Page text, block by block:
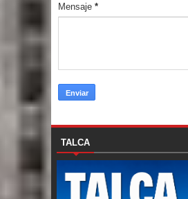
Mensaje *
TALCA